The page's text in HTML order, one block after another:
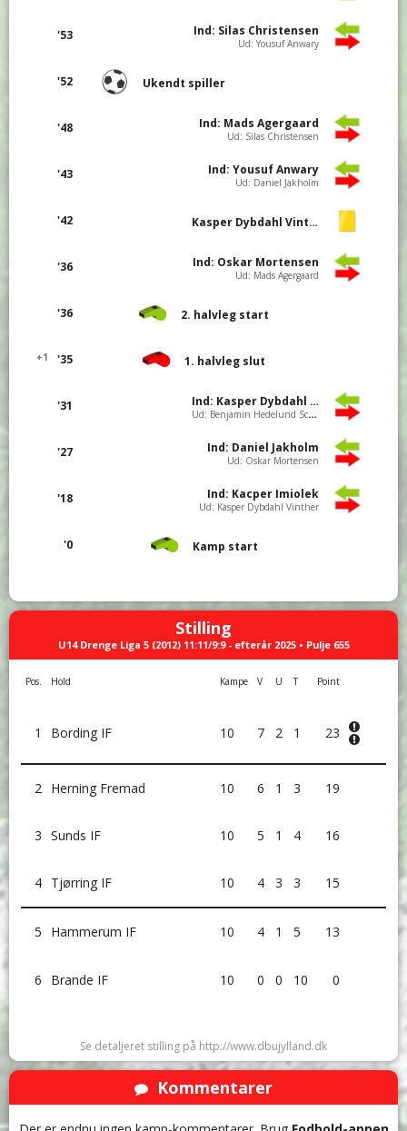
'53 Ind: Silas Christensen
Ud: Yousuf Anwary
'52 Ukendt spiller
'48 Ind: Mads Agergaard
Ud: Silas Christensen
'43 Ind: Yousuf Anwary
Ud: Daniel Jakholm
'42 Kasper Dybdahl Vinther
'36 Ind: Oskar Mortensen
Ud: Mads Agergaard
'36 2. halvleg start
'35
+1 1. halvleg slut
'31 Ind: Kasper Dybdahl Vinther
Ud: Benjamin Hedelund Schou
'27 Ind: Daniel Jakholm
Ud: Oskar Mortensen
'18 Ind: Kacper Imiolek
Ud: Kasper Dybdahl Vinther
'0 Kamp start
Stilling
U14 Drenge Liga 5 (2012) 11:11/9:9 - efterår 2025 • Pulje 655
Pos. Hold Kampe V U T Point
1 Bording IF 10 7 2 1 23
2 Herning Fremad 10 6 1 3 19
3 Sunds IF 10 5 1 4 16
4 Tjørring IF 10 4 3 3 15
5 Hammerum IF 10 4 1 5 13
6 Brande IF 10 0 0 10 0
Se detaljeret stilling på http://www.dbujylland.dk
Kommentarer